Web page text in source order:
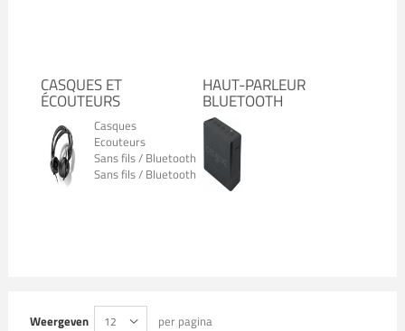
CASQUES ET
ÉCOUTEURS
Casques
Ecouteurs
Sans fils / Bluetooth
Sans fils / Bluetooth
HAUT-PARLEUR
BLUETOOTH
Weergeven 12 per pagina